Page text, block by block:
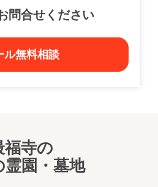
問合せください
ル無料相談
福寺の
霊園・墓地